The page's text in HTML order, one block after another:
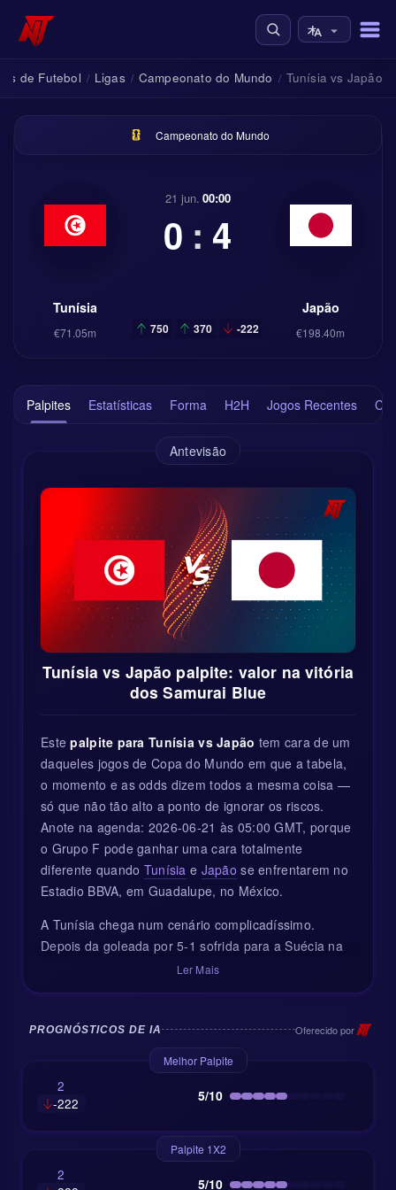
de Futebol / Ligas / Campeonato do Mundo / Tunísia vs Japão
Campeonato do Mundo
Tunísia
€71.05m
21 jun. 00:00
0 : 4
750 370 -222
Japão
€198.40m
Palpites Estatísticas Forma H2H Jogos Recentes
Antevisão
Tunísia vs Japão palpite: valor na vitória
dos Samurai Blue
Estepalpite para Tunísia vs Japão tem cara de um
daqueles jogos de Copa do Mundo em que a tabela,
o momento e as odds dizem todos a mesma coisa —
só que não tão alto a ponto de ignorar os riscos.
Anote na agenda: 2026-06-21 às 05:00 GMT, porque
o Grupo F pode ganhar uma cara totalmente
diferente quando Tunísia e Japão se enfrentarem no
Estadio BBVA, em Guadalupe, no México.
A Tunísia chega num cenário complicadíssimo.
Depois da goleada por 5-1 sofrida para a Suécia na
estreia, a Federação Tunisiana tomou uma decisão
Renard assumiu a equipe e, se existe um treinador
capaz de fazer um time acreditar rápido, é ele. Ele
ficou marcado por levar a Arábia Saudita à vitória
sobre a Argentina em 2022 e também conquistou a
Copa Africana de Nações com Zâmbia e Costa do
Marfim.
O problema é o tempo. Renard teve apenas alguns
Ler Mais
PROGNÓSTICOS DE IA Oferecido por
Melhor Palpite
2
-222
5/10
Palpite 1X2
2
5/10